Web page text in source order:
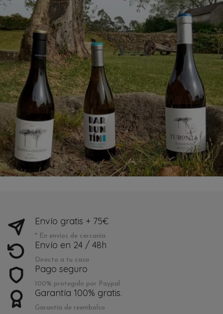
Envío gratis + 75€
* En envíos de cercanía
Envío en 24 / 48h
Directo a tu casa
Pago seguro
100% protegido por Paypal
Garantía 100% gratis.
Garantía de reembolso